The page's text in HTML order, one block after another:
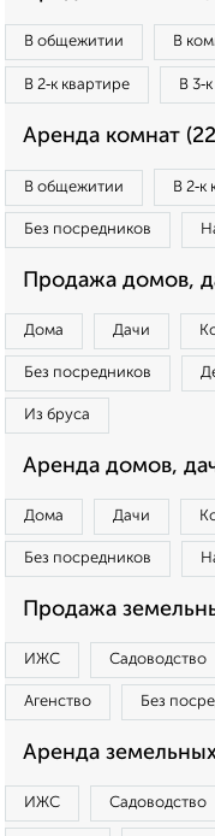
В общежитии В
В 2‑к квартире В
Аренда комнат
В общежитии В 2‑к
Без посредников
Продажа домов,
Дома Дачи
Без посредников
Из бруса
Аренда домов,
Дома Дачи
Без посредников
Продажа
ИЖС Садоводство
Агенство Без
Аренда
ИЖС Садоводство